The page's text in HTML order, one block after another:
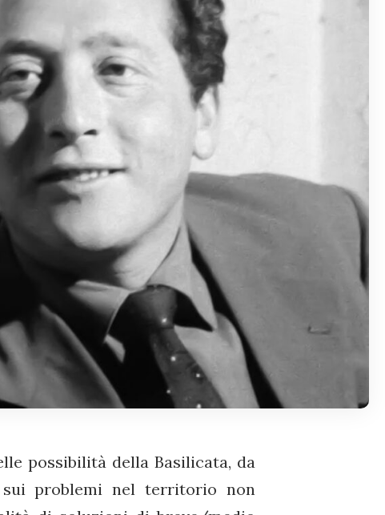
possibilità della Basilicata, da
problemi nel territorio non